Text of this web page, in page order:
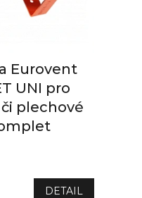
Eurovent
UNI pro
plechové
DETAIL